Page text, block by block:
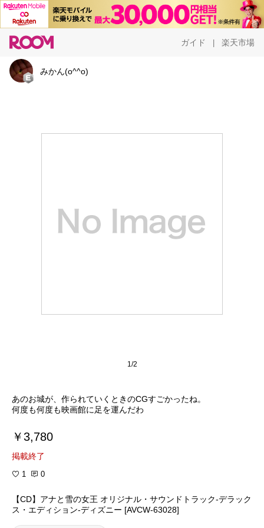
ガイド 楽天市場
みかん(o^^o)
1/2
あのお城が、作られていくときのCGすごかったね。
何度も何度も映画館に足を運んだわ
￥3,780
掲載終了
1 0
【CD】アナと雪の女王 オリジナル・サウンドトラック-デラック
ス・エディション-ディズニー [AVCW-63028]